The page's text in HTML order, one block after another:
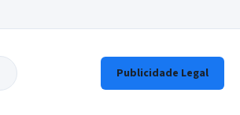
Publicidade Legal